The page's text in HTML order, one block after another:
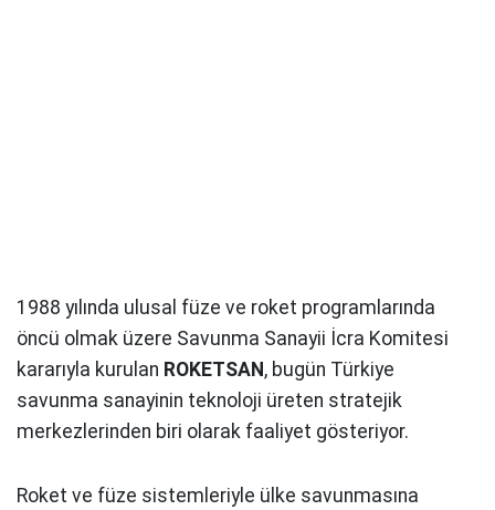
1988 yılında ulusal füze ve roket programlarında
öncü olmak üzere Savunma Sanayii İcra Komitesi
kararıyla kurulan ROKETSAN , bugün Türkiye
savunma sanayinin teknoloji üreten stratejik
merkezlerinden biri olarak faaliyet gösteriyor.
Roket ve füze sistemleriyle ülke savunmasına